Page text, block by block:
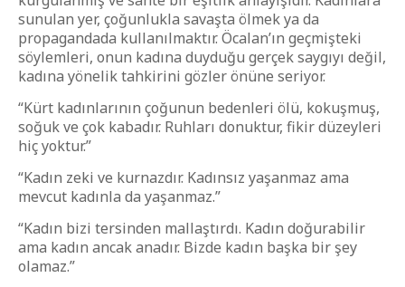
sunulan yer, çoğunlukla savaşta ölmek ya da
propagandada kullanılmaktır. Öcalan’ın geçmişteki
söylemleri, onun kadına duyduğu gerçek saygıyı değil,
kadına yönelik tahkirini gözler önüne seriyor.
“Kürt kadınlarının çoğunun bedenleri ölü, kokuşmuş,
soğuk ve çok kabadır. Ruhları donuktur, fikir düzeyleri
hiç yoktur.”
“Kadın zeki ve kurnazdır. Kadınsız yaşanmaz ama
mevcut kadınla da yaşanmaz.”
“Kadın bizi tersinden mallaştırdı. Kadın doğurabilir
ama kadın ancak anadır. Bizde kadın başka bir şey
olamaz.”